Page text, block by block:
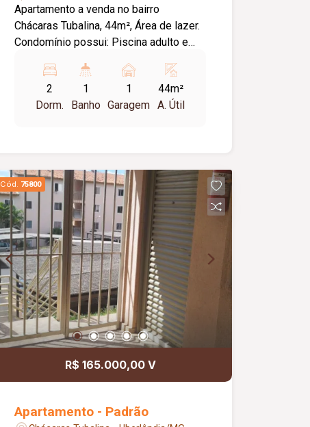
Uberlândia/MG
Apartamento a venda no bairro
Chácaras Tubalina, 44m², Área de lazer.
Condomínio possui: Piscina adulto e
churrasqueira Quadra Poliesportiva Mini
mercado Apartamento: 02 quartos Sala
Cozinha com bancada e pia em granito
2
Dorm.
1
Banho
1
Garagem
44m²
A. Útil
Cód. 75800
R$ 165.000,00 V
Apartamento - Padrão